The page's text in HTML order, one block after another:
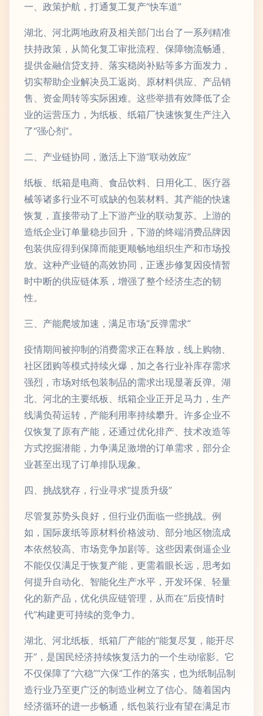
一、政策护航，打通复工复产“快车道”
湖北、河北两地政府及相关部门出台了一系列精准
扶持政策，从简化复工审批流程、保障物流畅通、
提供金融信贷支持、落实稳岗补贴等多方面发力，
切实帮助企业解决员工返岗、原材料供应、产品销
售、资金周转等实际困难。这些举措有效降低了企
业的运营压力，为纸板、纸箱厂快速恢复生产注入
了“强心剂”。
二、产业链协同，激活上下游“联动效应”
纸板、纸箱是电商、食品饮料、日用化工、医疗器
械等诸多行业不可或缺的包装材料。其产能的快速
恢复，直接带动了上下游产业的联动复苏。上游的
造纸企业订单量稳步回升，下游的终端消费品牌因
包装供应得到保障而能更顺畅地组织生产和市场投
放。这种产业链的高效协同，正逐步修复因疫情暂
时中断的供应链体系，增强了整个经济生态的韧
性。
三、产能爬坡加速，满足市场“反弹需求”
疫情期间被抑制的消费需求正在释放，线上购物、
社区团购等模式持续火爆，加之各行业补库存需求
强烈，市场对纸包装制品的需求出现显著反弹。湖
北、河北的主要纸板、纸箱企业正开足马力，生产
线满负荷运转，产能利用率持续攀升。许多企业不
仅恢复了原有产能，还通过优化排产、技术改造等
方式挖掘潜能，力争满足激增的订单需求，部分企
业甚至出现了订单排队现象。
四、挑战犹存，行业寻求“提质升级”
尽管复苏势头良好，但行业仍面临一些挑战。例
如，国际废纸等原材料价格波动、部分地区物流成
本依然较高、市场竞争加剧等。这些因素倒逼企业
不能仅仅满足于恢复产能，更需着眼长远，思考如
何提升自动化、智能化生产水平，开发环保、轻量
化的新产品，优化供应链管理，从而在“后疫情时
代”构建更可持续的竞争力。
湖北、河北纸板、纸箱厂产能的“能复尽复，能开尽
开”，是国民经济持续恢复活力的一个生动缩影。它
不仅保障了“六稳”“六保”工作的落实，也为纸制品制
造行业乃至更广泛的制造业树立了信心。随着国内
经济循环的进一步畅通，纸包装行业有望在满足市